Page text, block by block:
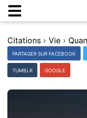
Citations › Vie ›
PARTAGER SUR FACEBOOK
TUMBLR GOOGLE